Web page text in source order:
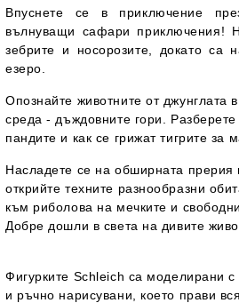
Впуснете се в приключение
вълнуващи сафари приключения!
зебрите и носорозите, докато са
езеро.
Опознайте животните от джунглата
среда - дъждовните гори. Разберете
пандите и как се грижат тигрите за
Насладете се на обширната прерия
открийте техните разнообразни
към риболова на мечките и
Добре дошли в света на дивите
Фигурките Schleich са моделирани
и ръчно нарисувани, което прави